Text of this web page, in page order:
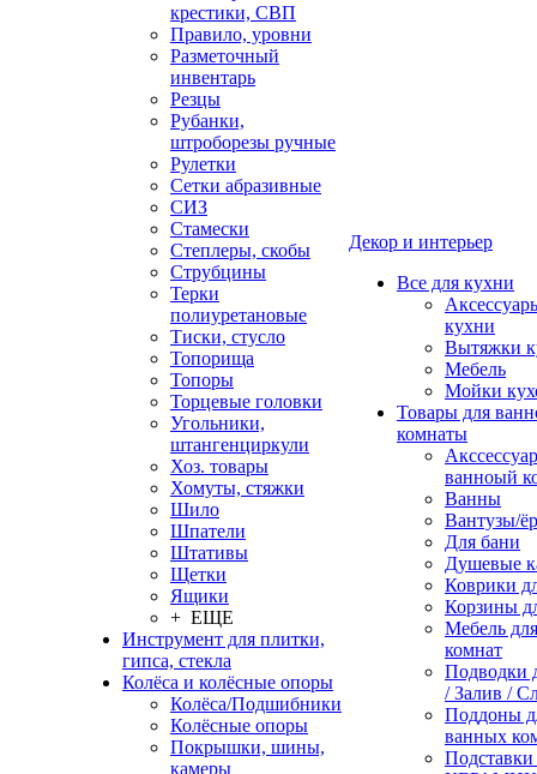
крестики, СВП
Правило, уровни
Разметочный
инвентарь
Резцы
Рубанки,
штроборезы ручные
Рулетки
Сетки абразивные
СИЗ
Стамески
Степлеры, скобы
Струбцины
Терки
полиуретановые
Тиски, стусло
Топорища
Топоры
Торцевые головки
Угольники,
штангенциркули
Хоз. товары
Хомуты, стяжки
Шило
Шпатели
Штативы
Щетки
Ящики
+ ЕЩЕ
Инструмент для плитки,
гипса, стекла
Колёса и колёсные опоры
Колёса/Подшибники
Колёсные опоры
Покрышки, шины,
камеры
Декор и интерьер
Все для кухни
кухни
Вытяжки
Мебель
Мойки
Товары для
комнаты
ванноый
Ванны
Вантузы/
Для бани
Душевые
Коврики
Корзины
Мебель
комнат
Подводки
/ Залив /
Поддоны
ванных